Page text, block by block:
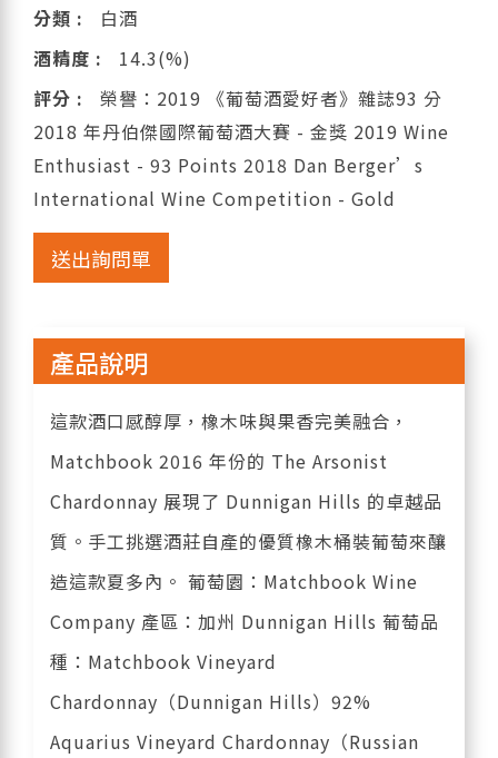
分類 :
白酒
酒精度 :
14.3(%)
評分 :
榮譽：2019 《葡萄酒愛好者》雜誌93 分
2018 年丹伯傑國際葡萄酒大賽 - 金獎 2019 Wine
Enthusiast - 93 Points 2018 Dan Berger’s
International Wine Competition - Gold
送出詢問單
產品說明
這款酒口感醇厚，橡木味與果香完美融合，
Matchbook 2016 年份的 The Arsonist
Chardonnay 展現了 Dunnigan Hills 的卓越品
質。手工挑選酒莊自產的優質橡木桶裝葡萄來釀
造這款夏多內。 葡萄園：Matchbook Wine
Company 產區：加州 Dunnigan Hills 葡萄品
種：Matchbook Vineyard
Chardonnay（Dunnigan Hills）92%
Aquarius Vineyard Chardonnay（Russian